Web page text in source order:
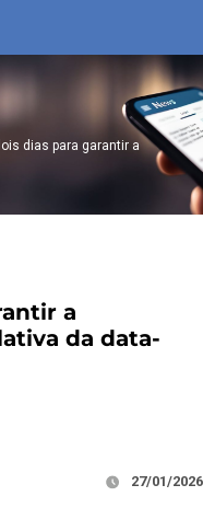
dias para garantir a
a
da data-
27/01/2026